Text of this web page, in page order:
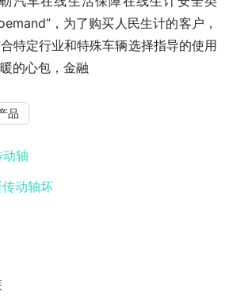
，为了购买人民生计的客户，
特定行业和特殊车辆选择指导的使用
的心包，金融
品
轴
动轴坏